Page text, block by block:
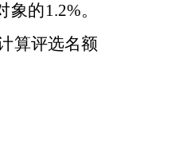
的1.2%。
算评选名额